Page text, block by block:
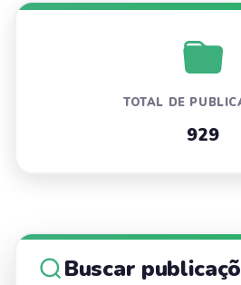
TOTAL DE
929
Buscar